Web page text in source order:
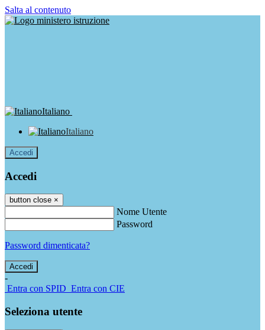
Salta al contenuto
Italiano
Italiano
Accedi
Accedi
button close ×
Nome Utente
Password
Password dimenticata?
-
Entra con SPID Entra con CIE
Seleziona utente